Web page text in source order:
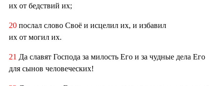
их от бедствий их;
20 послал слово Своё и исцелил их, и избавил
их от могил их.
21 Да славят Господа за милость Его и за чудные дела Его
для сынов человеческих!